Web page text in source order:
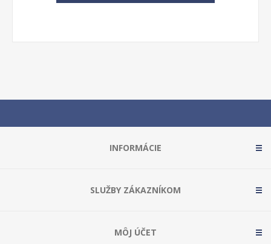
INFORMÁCIE
SLUŽBY ZÁKAZNÍKOM
MÔJ ÚČET